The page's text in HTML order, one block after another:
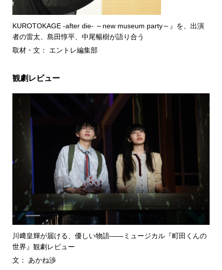
KUROTOKAGE -after die- ～new museum party～』を、出演
者の雷太、島田惇平、中尾暢樹が語り合う
取材・文： エントレ編集部
観劇レビュー
川﨑皇輝が届ける、優しい物語――ミュージカル『町田くんの
世界』観劇レビュー
文： あかね渉